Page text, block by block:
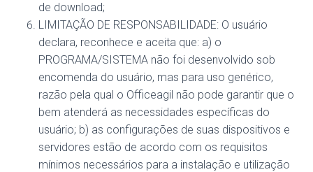
de download;
LIMITAÇÃO DE RESPONSABILIDADE: O usuário
declara, reconhece e aceita que: a) o
PROGRAMA/SISTEMA não foi desenvolvido sob
encomenda do usuário, mas para uso genérico,
razão pela qual o Officeagil não pode garantir que o
bem atenderá as necessidades específicas do
usuário; b) as configurações de suas dispositivos e
servidores estão de acordo com os requisitos
mínimos necessários para a instalação e utilização